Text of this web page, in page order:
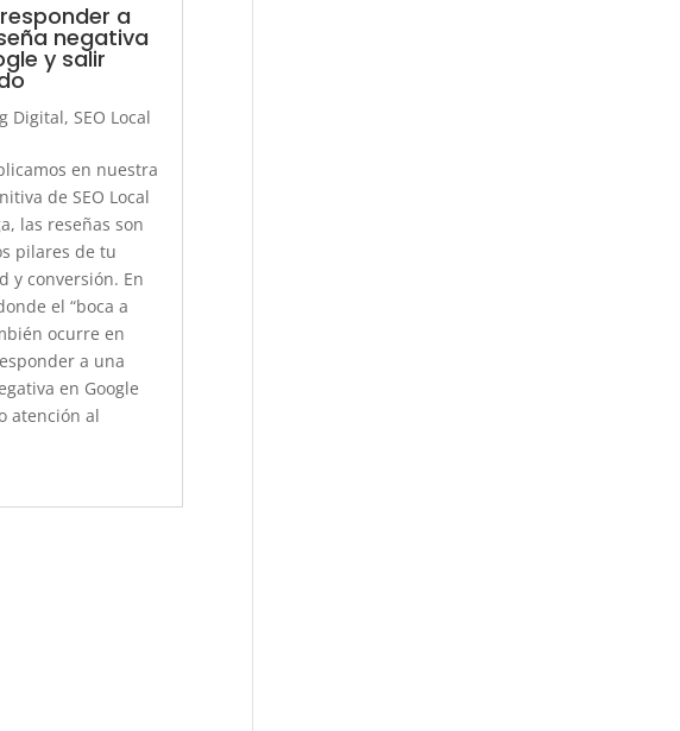
a
negativa
y salir
Digital,SEO Local
en nuestra
de SEO Local
las reseñas son
pilares de tu
y conversión. En
el “boca a
ocurre en
a una
en Google
atención al